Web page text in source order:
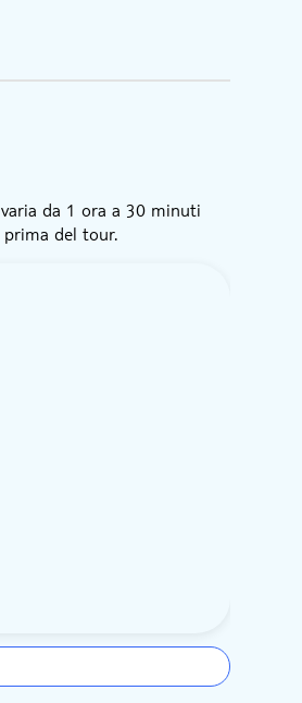
da 1 ora a 30 minuti
del tour.